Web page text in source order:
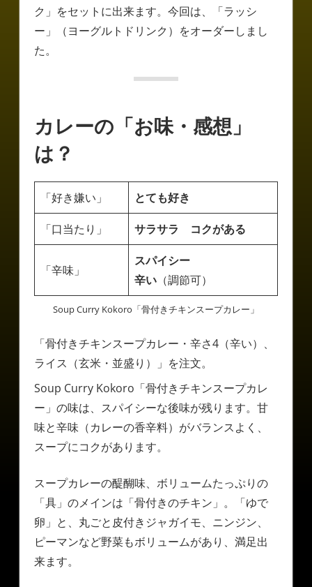
ク」をセットに出来ます。今回は、「ラッシ
ー」（ヨーグルトドリンク）をオーダーしまし
た。
カレーの「お味・感想」
は？
「好き嫌い」 とても好き
「口当たり」 サラサラ コクがある
「辛味」
スパイシー
辛い（調節可）
Soup Curry Kokoro「骨付きチキンスープカレー」
「骨付きチキンスープカレー・辛さ4（辛い）、
ライス（玄米・並盛り）」を注文。
Soup Curry Kokoro「骨付きチキンスープカレ
ー」の味は、スパイシーな後味が残ります。甘
味と辛味（カレーの香辛料）がバランスよく、
スープにコクがあります。
スープカレーの醍醐味、ボリュームたっぷりの
「具」のメインは「骨付きのチキン」。「ゆで
卵」と、丸ごと皮付きジャガイモ、ニンジン、
ピーマンなど野菜もボリュームがあり、満足出
来ます。